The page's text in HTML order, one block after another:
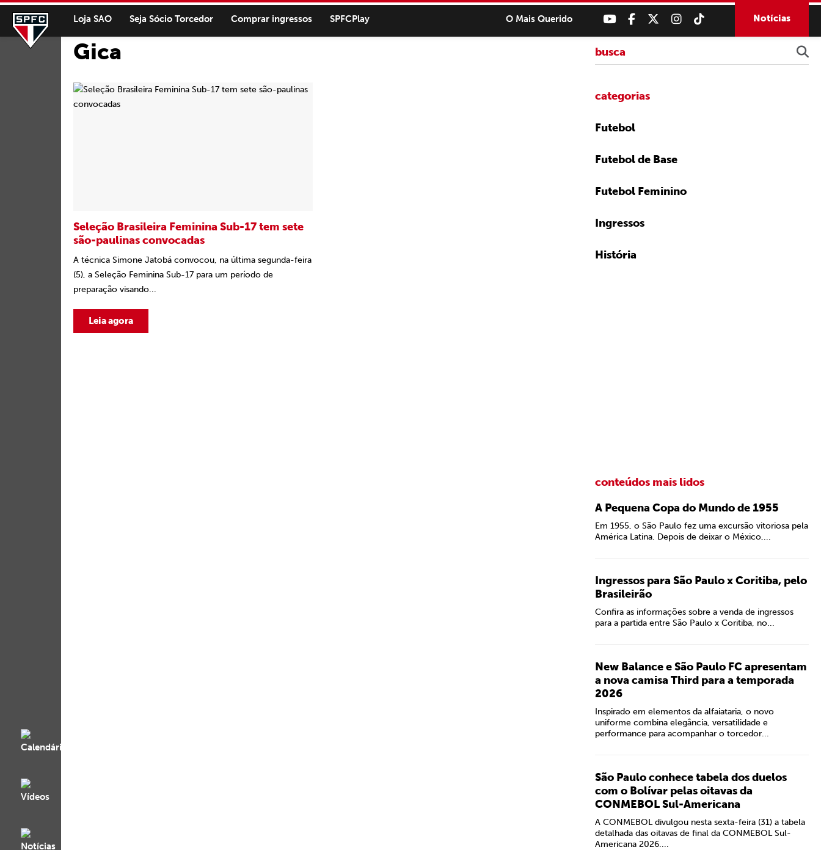
Loja SAO Seja Sócio Torcedor Comprar ingressos SPFCPlay O Mais Querido Notícias
Gica
Seleção Brasileira Feminina Sub-17 tem sete
são-paulinas convocadas
A técnica Simone Jatobá convocou, na última segunda-feira
(5), a Seleção Feminina Sub-17 para um período de
preparação visando...
Leia agora
categorias
Futebol
Futebol de Base
Futebol Feminino
Ingressos
História
conteúdos mais lidos
A Pequena Copa do Mundo de 1955
Em 1955, o São Paulo fez uma excursão vitoriosa pela
América Latina. Depois de deixar o México,...
Ingressos para São Paulo x Coritiba, pelo
Brasileirão
Confira as informações sobre a venda de ingressos
para a partida entre São Paulo x Coritiba, no...
New Balance e São Paulo FC apresentam
a nova camisa Third para a temporada
2026
Inspirado em elementos da alfaiataria, o novo
uniforme combina elegância, versatilidade e
performance para acompanhar o torcedor...
São Paulo conhece tabela dos duelos
com o Bolívar pelas oitavas da
CONMEBOL Sul-Americana
A CONMEBOL divulgou nesta sexta-feira (31) a tabela
detalhada das oitavas de final da CONMEBOL Sul-
Americana 2026....